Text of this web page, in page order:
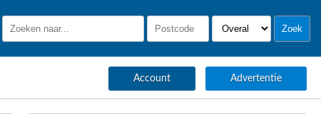
Account Advertentie